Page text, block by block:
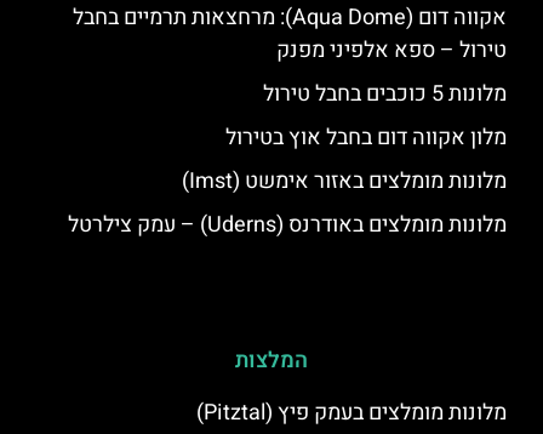
אקווה דום (Aqua Dome): מרחצאות תרמיים בחבל
טירול – ספא אלפיני מפנק
מלונות 5 כוכבים בחבל טירול
מלון אקווה דום בחבל אוץ בטירול
מלונות מומלצים באזור אימשט (Imst)
מלונות מומלצים באודרנס (Uderns) – עמק צילרטל
המלצות
מלונות מומלצים בעמק פיץ (Pitztal)